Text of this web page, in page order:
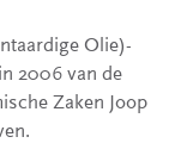
Olie)-
2006 van de
Zaken Joop